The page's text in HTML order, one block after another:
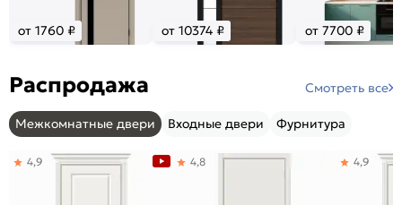
от 1760 ₽ от 10374 ₽ от 7700 ₽
Распродажа Смотреть все
Межкомнатные двери Входные двери Фурнитура
4,9 4,8 4,9